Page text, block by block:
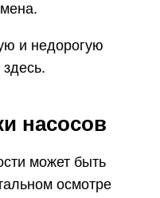
и недорогую
насосов
может быть
осмотре